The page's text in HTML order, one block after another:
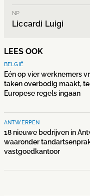
NP
Liccardi Luigi
LEES OOK
BELGIË
Eén op vier werknemers
taken overbodig maakt,
Europese regels ingaan
ANTWERPEN
18 nieuwe bedrijven in
waaronder
vastgoedkantoor